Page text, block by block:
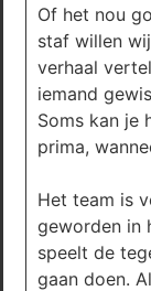
Of het nou
staf willen
verhaal
iemand
Soms kan je
prima,
Het team is
geworden in
speelt de
gaan doen.